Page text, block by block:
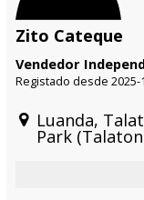
Zito Cateque
Vendedor
Registado desde 2025-
Luanda,
Park